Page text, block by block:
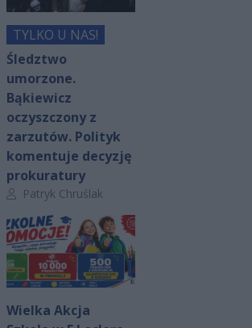
TYLKO U NAS!
Śledztwo
umorzone.
Bąkiewicz
oczyszczony z
zarzutów. Polityk
komentuje decyzję
prokuratury
Autor artykułu:
Patryk Chruślak
Wielka Akcja